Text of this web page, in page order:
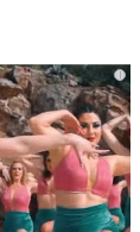
i